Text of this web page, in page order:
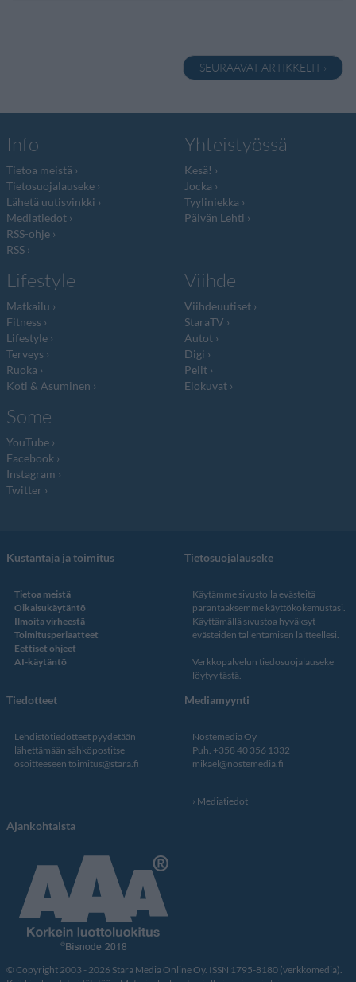
SEURAAVAT ARTIKKELIT ›
Info
Tietoa meistä
Tietosuojalauseke
Lähetä uutisvinkki
Mediatiedot
RSS-ohje
RSS
Yhteistyössä
Kesä!
Jocka
Tyyliniekka
Päivän Lehti
Lifestyle
Matkailu
Fitness
Lifestyle
Terveys
Ruoka
Koti & Asuminen
Viihde
Viihdeuutiset
StaraTV
Autot
Digi
Pelit
Elokuvat
Some
YouTube
Facebook
Instagram
Twitter
Kustantaja ja toimitus
Tietoa meistä
Oikaisukäytäntö
Ilmoita virheestä
Toimitusperiaatteet
Eettiset ohjeet
AI-käytäntö
Tietosuojalauseke
Käytämme sivustolla evästeitä
parantaaksemme käyttökokemustasi.
Käyttämällä sivustoa hyväksyt
evästeiden tallentamisen laitteellesi.
Verkkopalvelun tiedosuojalauseke
löytyy tästä
Tiedotteet
Lehdistötiedotteet pyydetään
lähettämään sähköpostitse
osoitteeseen toimitus@stara.fi
Mediamyynti
Nostemedia Oy
Puh. +358 40 356 1332
mikael@nostemedia.fi
Mediatiedot
Ajankohtaista
© Copyright 2003 - 2026 Stara Media Online Oy. ISSN 1795-8180 (verkkomedia).